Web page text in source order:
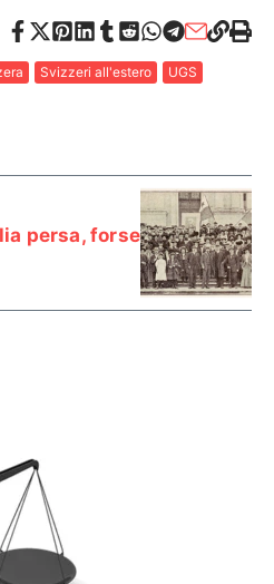
Svizzeri all'estero UGS
persa, forse